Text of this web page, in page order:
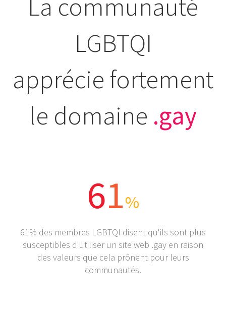
La communauté
LGBTQI
apprécie fortement
le domaine .gay
61%
61% des membres LGBTQI disent qu'ils sont plus
susceptibles d'utiliser un site web .gay en raison
des valeurs que cela prônent pour leurs
communautés.